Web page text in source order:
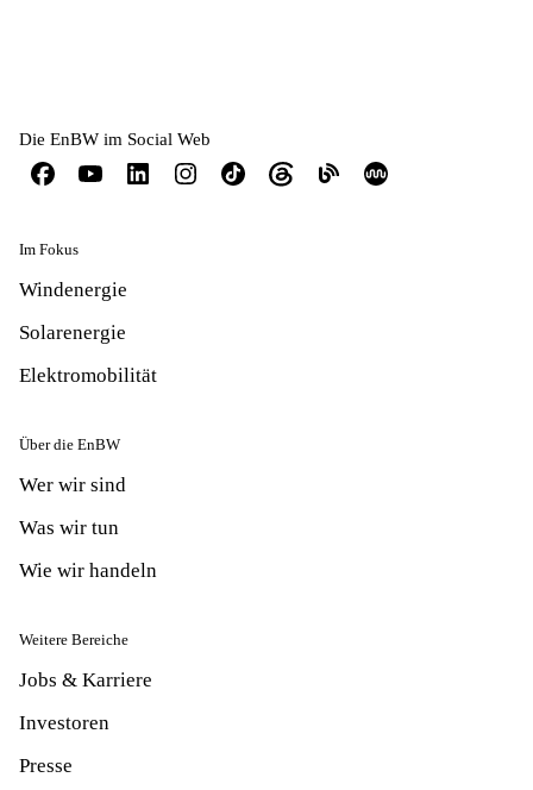
Die EnBW im Social Web
Im Fokus
Windenergie
Solarenergie
Elektromobilität
Über die EnBW
Wer wir sind
Was wir tun
Wie wir handeln
Weitere Bereiche
Jobs & Karriere
Investoren
Presse